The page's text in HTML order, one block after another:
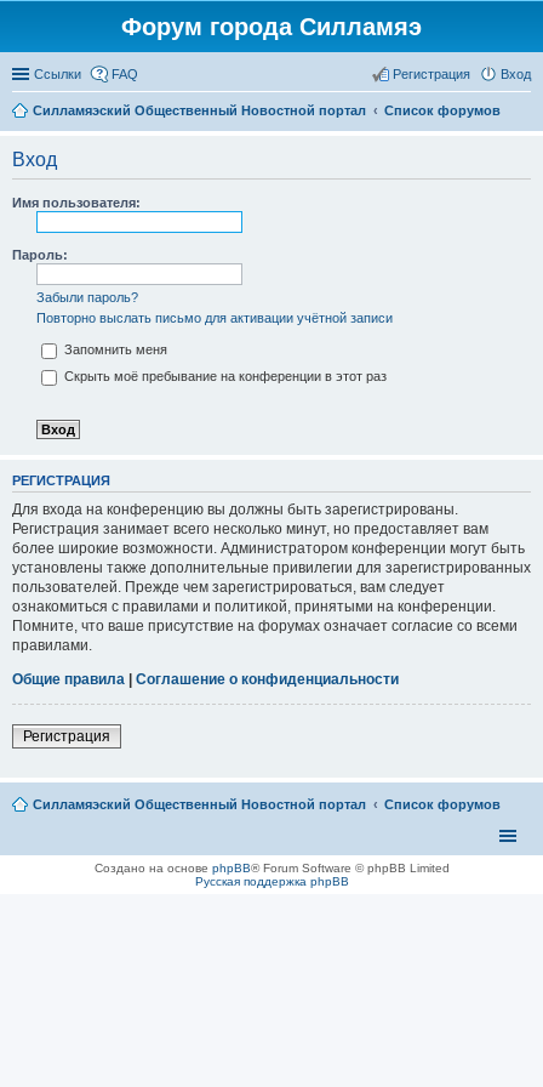
Форум города Силламяэ
Ссылки FAQ Вход
Регистрация
Силламяэский Общественный Новостной портал Список форумов
Вход
Имя пользователя:
Пароль:
Забыли пароль?
Повторно выслать письмо для активации учётной записи
Запомнить меня
Скрыть моё пребывание на конференции в этот раз
РЕГИСТРАЦИЯ
Для входа на конференцию вы должны быть зарегистрированы.
Регистрация занимает всего несколько минут, но предоставляет вам
более широкие возможности. Администратором конференции могут быть
установлены также дополнительные привилегии для зарегистрированных
пользователей. Прежде чем зарегистрироваться, вам следует
ознакомиться с правилами и политикой, принятыми на конференции.
Помните, что ваше присутствие на форумах означает согласие со всеми
правилами.
Общие правила | Соглашение о конфиденциальности
Регистрация
Силламяэский Общественный Новостной портал Список форумов
Создано на основе phpBB® Forum Software © phpBB Limited
Русская поддержка phpBB